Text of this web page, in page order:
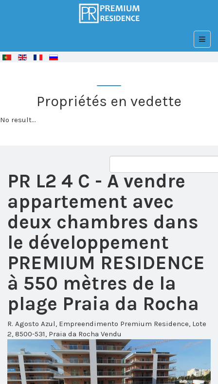
© FreeJoomla! 3 Modules
Propriétés en vedette
No result...
PR L2 4 C - A vendre
appartement avec
deux chambres dans
le développement
PREMIUM RESIDENCE
à 550 mètres de la
plage Praia da Rocha
R. Agosto Azul, Empreendimento Premium Residence, Lote
2, 8500-531, Praia da Rocha Vendu